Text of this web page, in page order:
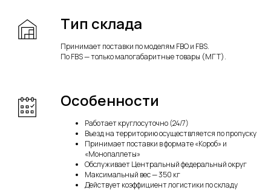
Тип склада
Принимает поставки по моделям FBO и FBS.
По FBS — только малогабаритные товары (МГТ).
Особенности
Работает круглосуточно (24/7)
Въезд на территорию осуществляется по пропуску
Принимает поставки в формате «Короб» и
«Монопаллеты»
Обслуживает Центральный федеральный округ
Максимальный вес — 350 кг
Действует коэффициент логистики по складу